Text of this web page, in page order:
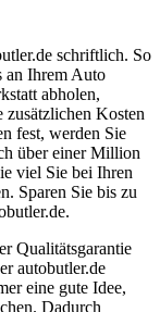
schriftlich. So
an Ihrem Auto
abholen,
zusätzlichen Kosten
fest, werden Sie
über einer Million
viel Sie bei Ihren
Sparen Sie bis zu
Qualitätsgarantie
autobutler.de
eine gute Idee,
Dadurch